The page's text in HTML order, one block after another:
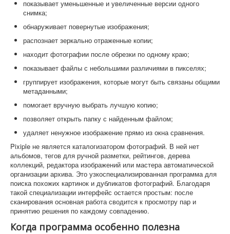
показывает уменьшенные и увеличенные версии одного
снимка;
обнаруживает повернутые изображения;
распознает зеркально отраженные копии;
находит фотографии после обрезки по одному краю;
показывает файлы с небольшими различиями в пикселях;
группирует изображения, которые могут быть связаны общими
метаданными;
помогает вручную выбрать лучшую копию;
позволяет открыть папку с найденным файлом;
удаляет ненужное изображение прямо из окна сравнения.
Pixiple не является каталогизатором фотографий. В ней нет
альбомов, тегов для ручной разметки, рейтингов, дерева
коллекций, редактора изображений или мастера автоматической
организации архива. Это узкоспециализированная программа для
поиска похожих картинок и дубликатов фотографий. Благодаря
такой специализации интерфейс остается простым: после
сканирования основная работа сводится к просмотру пар и
принятию решения по каждому совпадению.
Когда программа особенно полезна